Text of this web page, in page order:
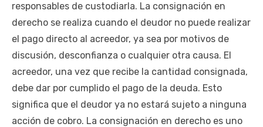
responsables de custodiarla. La consignación en
derecho se realiza cuando el deudor no puede realizar
el pago directo al acreedor, ya sea por motivos de
discusión, desconfianza o cualquier otra causa. El
acreedor, una vez que recibe la cantidad consignada,
debe dar por cumplido el pago de la deuda. Esto
significa que el deudor ya no estará sujeto a ninguna
acción de cobro. La consignación en derecho es uno